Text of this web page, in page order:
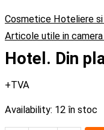
Cosmetice Hoteliere
Articole utile in camera
Hotel. Din
+TVA
Availability: 12 în stoc